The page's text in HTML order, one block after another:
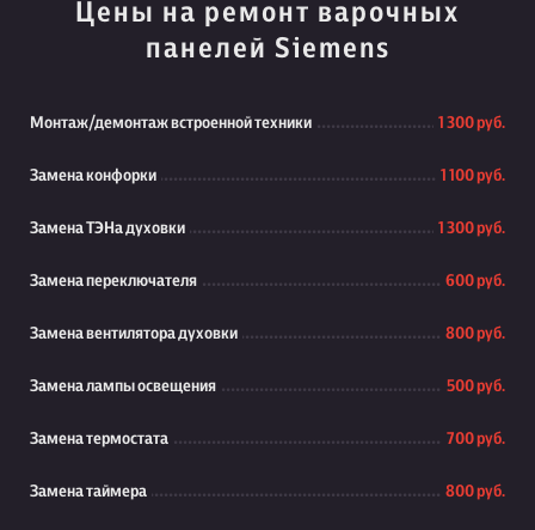
Цены на ремонт варочных
панелей Siemens
Монтаж/демонтаж встроенной техники 1 300 руб.
Замена конфорки 1 100 руб.
Замена ТЭНа духовки 1 300 руб.
Замена переключателя 600 руб.
Замена вентилятора духовки 800 руб.
Замена лампы освещения 500 руб.
Замена термостата 700 руб.
Замена таймера 800 руб.